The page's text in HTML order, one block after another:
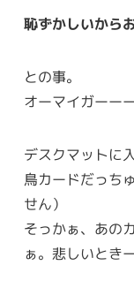
恥ずかしいから
との事。
オーマイガーー
デスクマットに
鳥カードだっち
せん）
そっかぁ、あの
ぁ。悲しいときー